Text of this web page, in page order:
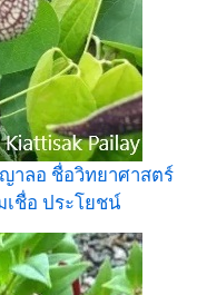
าลอ ชื่อวิทยาศาสตร์
ชื่อ ประโยชน์